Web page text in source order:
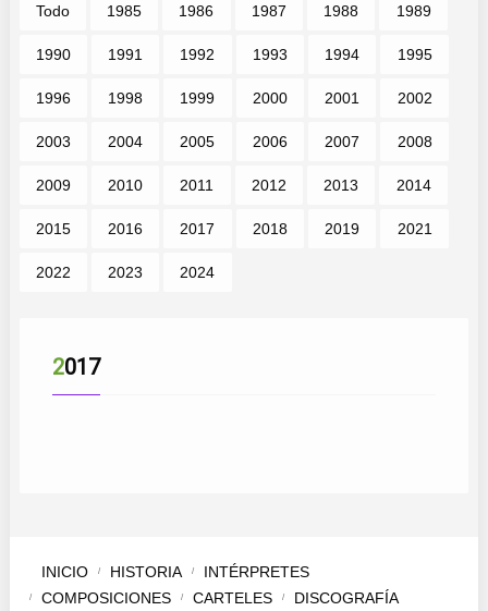
Todo 1985 1986 1987 1988 1989
1990 1991 1992 1993 1994 1995
1996 1998 1999 2000 2001 2002
2003 2004 2005 2006 2007 2008
2009 2010 2011 2012 2013 2014
2015 2016 2017 2018 2019 2021
2022 2023 2024
2017
INICIO HISTORIA
INTÉRPRETES
COMPOSICIONES
CARTELES DISCOGRAFÍA